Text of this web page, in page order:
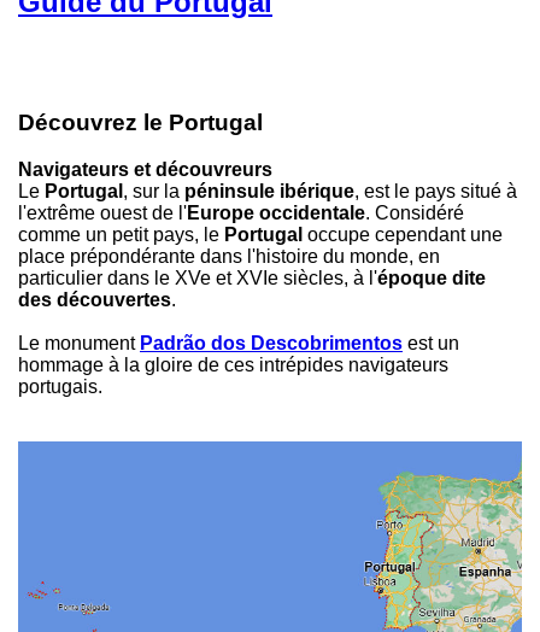
Découvrez le Portugal
Navigateurs et découvreurs
Le Portugal , sur la péninsule ibérique, est le pays situé à
l'extrême ouest de l'Europe occidentale. Considéré
comme un petit pays, le Portugal occupe cependant une
place prépondérante dans l'histoire du monde, en
particulier dans le XVe et XVIe siècles, à l'époque dite
des découvertes.
Le monument Padrão dos Descobrimentos est un
hommage à la gloire de ces intrépides navigateurs
portugais.